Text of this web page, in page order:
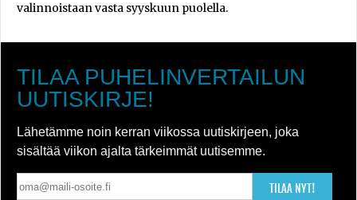
valinnoistaan vasta syyskuun puolella.
TILAA PUHELINVERTAILUN
UUTISKIRJE!
Lähetämme noin kerran viikossa uutiskirjeen, joka
sisältää viikon ajalta tärkeimmät uutisemme.
TILAA NYT!